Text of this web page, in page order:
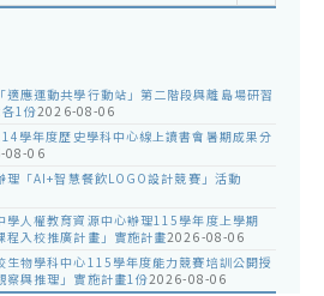
適應運動共學行動站」第二階段與離島場研習
1份2026-08-06
學年度歷史學科中心線上讀書會暑期成果分
08-06
理「AI+智慧餐飲LOGO設計競賽」活動
學人權教育資源中心辦理115學年度上學期
程入校推廣計畫」實施計畫2026-08-06
生物學科中心115學年度能力競賽培訓公開授
察與推理」實施計畫1份2026-08-06